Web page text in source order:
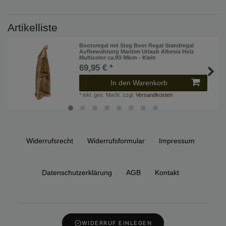
Artikelliste
Bootsregal mit Steg Boot Regal Standregal
Aufbewahrung Maritim Urlaub Albesia Holz
Multicolor ca.93-98cm - Klein
69,95 € *
In den Warenkorb
* inkl. ges. MwSt. zzgl.Versandkosten
Widerrufs­recht Widerrufs­formular Impressum
Daten­schutz­erklärung AGB Kontakt
WIDERRUF EINLEGEN